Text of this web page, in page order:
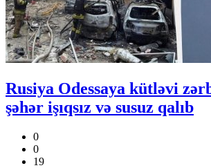
Rusiya Odessaya kütləvi
şəhər işıqsız və susuz qalıb
0
0
19